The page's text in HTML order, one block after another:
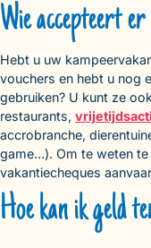
Wie accepteert
Hebt u uw
vouchers en hebt u nog
gebruiken? U kunt ze
restaurants,
accrobranche,
game…). Om te weten
vakantiecheques
Hoe kan ik geld